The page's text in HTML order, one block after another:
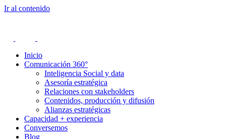
Ir al contenido
Inicio
Comunicación 360°
Inteligencia Social y data
Asesoría estratégica
Relaciones con stakeholders
Contenidos, producción y difusión
Alianzas estratégicas
Capacidad + experiencia
Conversemos
Blog